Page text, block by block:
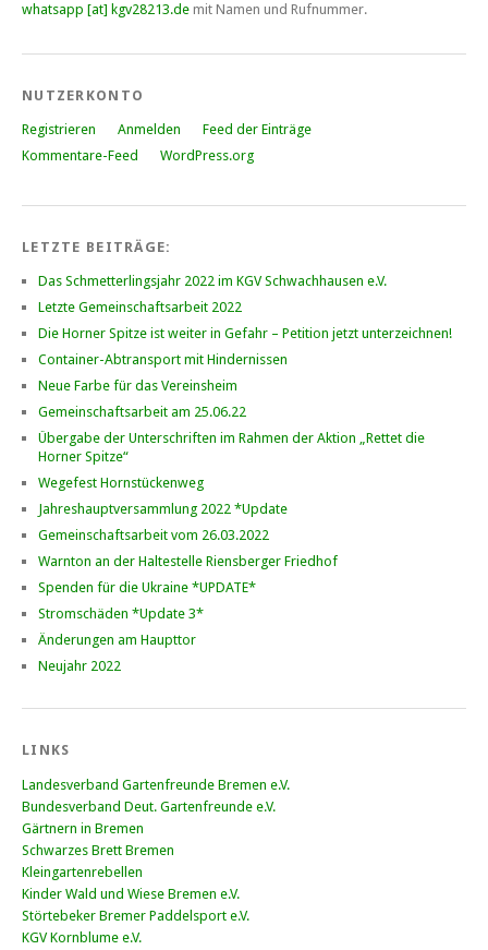
whatsapp [at] kgv28213.de mit Namen und Rufnummer.
NUTZERKONTO
Registrieren Anmelden
Feed der Einträge
Kommentare-Feed
WordPress.org
LETZTE BEITRÄGE:
Das Schmetterlingsjahr 2022 im KGV Schwachhausen e.V.
Letzte Gemeinschaftsarbeit 2022
Die Horner Spitze ist weiter in Gefahr – Petition jetzt unterzeichnen!
Container-Abtransport mit Hindernissen
Neue Farbe für das Vereinsheim
Gemeinschaftsarbeit am 25.06.22
Übergabe der Unterschriften im Rahmen der Aktion „Rettet die
Horner Spitze“
Wegefest Hornstückenweg
Jahreshauptversammlung 2022 *Update
Gemeinschaftsarbeit vom 26.03.2022
Warnton an der Haltestelle Riensberger Friedhof
Spenden für die Ukraine *UPDATE*
Stromschäden *Update 3*
Änderungen am Haupttor
Neujahr 2022
LINKS
Landesverband Gartenfreunde Bremen e.V.
Bundesverband Deut. Gartenfreunde e.V.
Gärtnern in Bremen
Schwarzes Brett Bremen
Kleingartenrebellen
Kinder Wald und Wiese Bremen e.V.
Störtebeker Bremer Paddelsport e.V.
KGV Kornblume e.V.